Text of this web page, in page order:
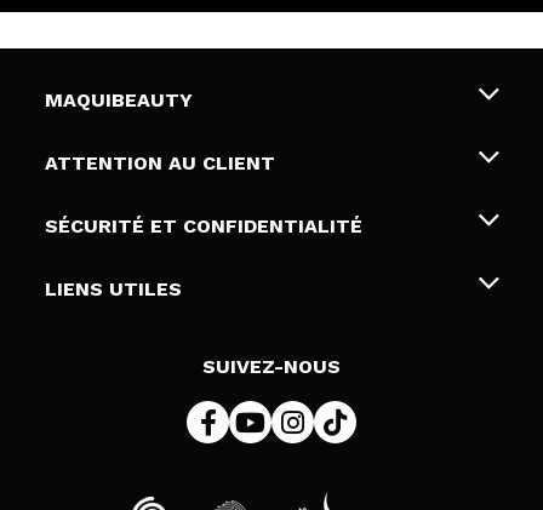
MAQUIBEAUTY
Qui sommes nous
Cartes-cadeaux
ATTENTION AU CLIENT
Livraison & retour
Modes de paiement
SÉCURITÉ ET CONFIDENTIALITÉ
Conditions et confidentialité
LIENS UTILES
SUIVEZ-NOUS